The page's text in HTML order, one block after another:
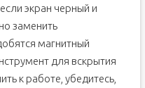
экран черный и
заменить
магнитный
для вскрытия
к работе, убедитесь,